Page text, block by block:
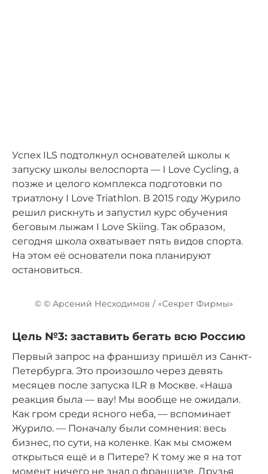
Успех ILS подтолкнул основателей школы к
запуску школы велоспорта — I Love Cycling, а
позже и целого комплекса подготовки по
триатлону I Love Triathlon. В 2015 году Журило
решил рискнуть и запустил курс обучения
беговым лыжам I Love Skiing. Так образом,
сегодня школа охватывает пять видов спорта.
На этом её основатели пока планируют
остановиться.
© © Арсений Несходимов / «Секрет Фирмы»
Цель №3: заставить бегать всю Россию
Первый запрос на франшизу пришёл из Санкт-
Петербурга. Это произошло через девять
месяцев после запуска ILR в Москве. «Наша
реакция была — вау! Мы вообще не ожидали.
Как гром среди ясного неба, — вспоминает
Журило. — Поначалу были сомнения: весь
бизнес, по сути, на коленке. Как мы сможем
открыться ещё и в Питере? К тому же я на тот
момент ничего не знал о франшизе. Друзья